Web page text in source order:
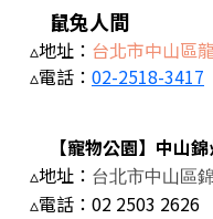
鼠兔人間
▵地址： 台北市中山區
▵電話： 02-2518-3417
【寵物公園】中山
▵地址： 台北市中山區
▵電話： 02 2503 2626